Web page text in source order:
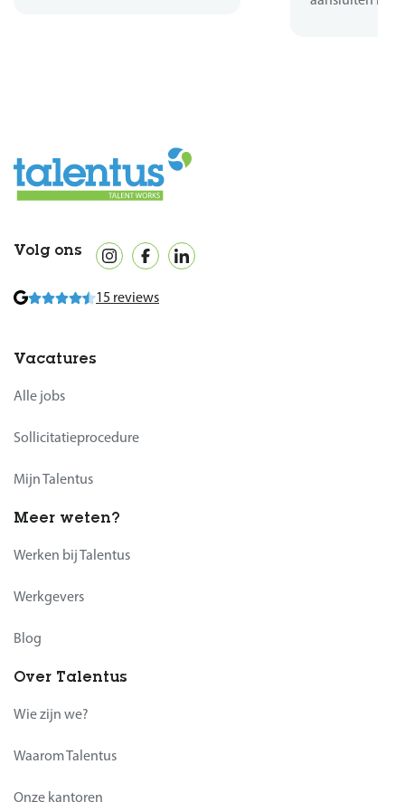
Volg ons
15 reviews
Vacatures
Alle jobs
Sollicitatieprocedure
Mijn Talentus
Meer weten?
Werken bij Talentus
Werkgevers
Blog
Over Talentus
Wie zijn we?
Waarom Talentus
Onze kantoren